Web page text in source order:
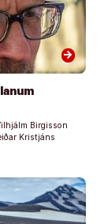
arrow_forward
Birgisson
Kristjáns